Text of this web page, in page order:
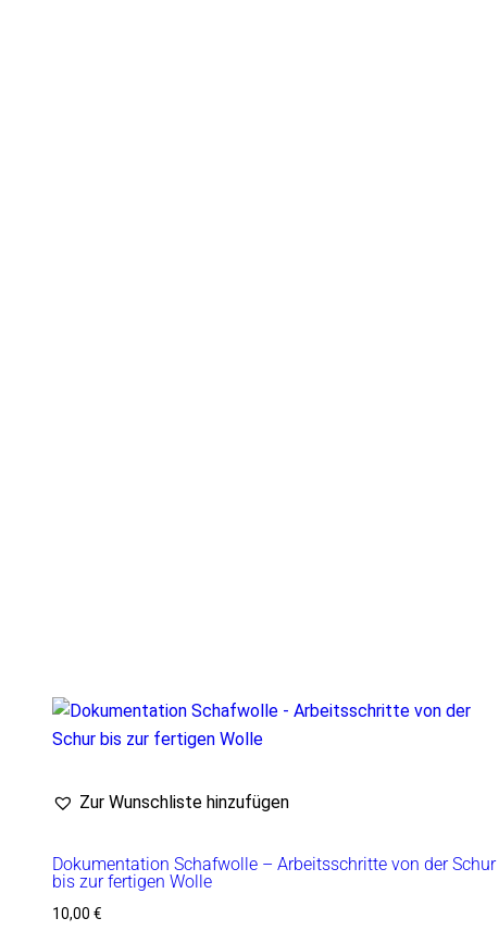
Zur Wunschliste hinzufügen
Dokumentation Schafwolle – Arbeitsschritte von der Schur
bis zur fertigen Wolle
10,00 €